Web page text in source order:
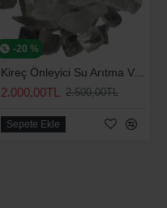
-20 %
Kireç Önleyici Su Arıtma Ve Yumuşatma Silifoz Polifosfat 2,5 Kg
2.000,00TL 2.500,00TL
Sepete Ekle